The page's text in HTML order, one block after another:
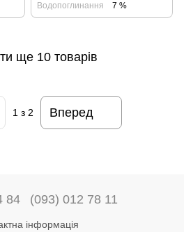
Водопоглинання
7 %
ще 10 товарів
1з 2 Вперед
84 (093) 012 78 11
інформація